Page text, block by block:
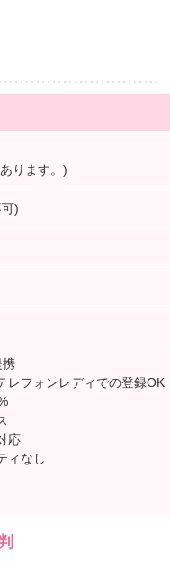
ります。)
)
携
レフォンレディでの登録OK
応
ィなし